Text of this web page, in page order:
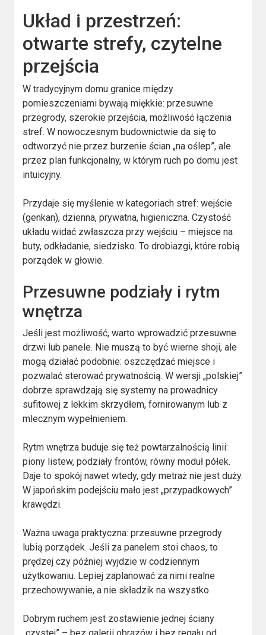
Układ i przestrzeń:
otwarte strefy, czytelne
przejścia
W tradycyjnym domu granice między
pomieszczeniami bywają miękkie: przesuwne
przegrody, szerokie przejścia, możliwość łączenia
stref. W nowoczesnym budownictwie da się to
odtworzyć nie przez burzenie ścian „na oślep”, ale
przez plan funkcjonalny, w którym ruch po domu jest
intuicyjny.
Przydaje się myślenie w kategoriach stref: wejście
(genkan), dzienna, prywatna, higieniczna. Czystość
układu widać zwłaszcza przy wejściu – miejsce na
buty, odkładanie, siedzisko. To drobiazgi, które robią
porządek w głowie.
Przesuwne podziały i rytm
wnętrza
Jeśli jest możliwość, warto wprowadzić przesuwne
drzwi lub panele. Nie muszą to być wierne shoji, ale
mogą działać podobnie: oszczędzać miejsce i
pozwalać sterować prywatnością. W wersji „polskiej”
dobrze sprawdzają się systemy na prowadnicy
sufitowej z lekkim skrzydłem, fornirowanym lub z
mlecznym wypełnieniem.
Rytm wnętrza buduje się też powtarzalnością linii:
piony listew, podziały frontów, równy moduł półek.
Daje to spokój nawet wtedy, gdy metraż nie jest duży.
W japońskim podejściu mało jest „przypadkowych”
krawędzi.
Ważna uwaga praktyczna: przesuwne przegrody
lubią porządek. Jeśli za panelem stoi chaos, to
prędzej czy później wyjdzie w codziennym
użytkowaniu. Lepiej zaplanować za nimi realne
przechowywanie, a nie składzik na wszystko.
Dobrym ruchem jest zostawienie jednej ściany
„czystej” – bez galerii obrazów i bez regału od